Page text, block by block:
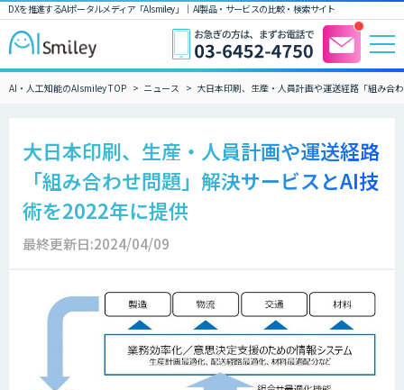
DXを推進するAIポータルメディア「AIsmiley」｜ AI製品・サービスの比較・検索サイト
AI・人工知能のAIsmiley TOP ニュース 大日本印刷、生産・人員計画や運送経路「組み合
大日本印刷、生産・人員計画や運送経路
「組み合わせ問題」解決サービスとAI技
術を2022年に提供
最終更新日:2024/04/09